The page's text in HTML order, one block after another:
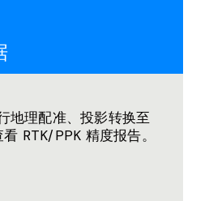
地理配准、投影转换至
RTK/PPK 精度报告。